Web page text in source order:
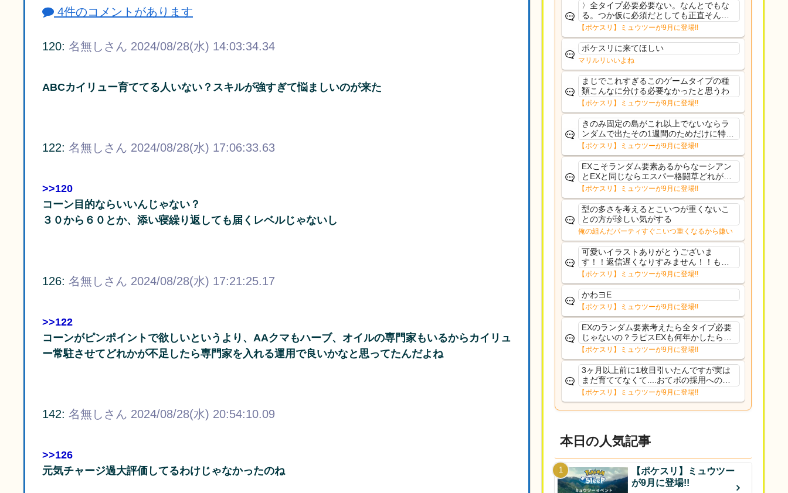
4件のコメントがあります
120: 名無しさん 2024/08/28(水) 14:03:34.34
ABCカイリュー育ててる人いない？スキルが強すぎて悩ましいのが来た
122: 名無しさん 2024/08/28(水) 17:06:33.63
>>120
コーン目的ならいいんじゃない？
３０から６０とか、添い寝繰り返しても届くレベルじゃないし
126: 名無しさん 2024/08/28(水) 17:21:25.17
>>122
コーンがピンポイントで欲しいというより、AAクマもハーブ、オイルの専門家もいるからカイリュ
ー常駐させてどれかが不足したら専門家を入れる運用で良いかなと思ってたんだよね
142: 名無しさん 2024/08/28(水) 20:54:10.09
>>126
元気チャージ過大評価してるわけじゃなかったのね
〉全タイプ必要必要ない。なんとでもな
る。つか仮に必須だとしても正直そんな
もんに付き合う気は無い。運営は時間の
リソースを甘く見すぎなのよ。ポケスリ
やったことないやろうなと思ってる。〉
ラピスEX最短二年後...
【ポケスリ】ミュウツーが9月に登場!!
ポケスリに来てほしい
マリルリいいよね
まじでこれすぎるこのゲームタイプの種
類こんなに分ける必要なかったと思うわ
【ポケスリ】ミュウツーが9月に登場!!
きのみ固定の島がこれ以上でないならラ
ンダムで出たその1週間のためだけに特定
のタイプにリソース割くのなんだかむな
しい気がするわ出番がないってわけじゃ
ないから無駄ではないんだけど
【ポケスリ】ミュウツーが9月に登場!!
EXこそランダム要素あるからなーシアン
とEXと同じならエスパー格闘草どれが事
前に来るか分からんから、積む必要があ
るミュウツーは使いにくくね？って思っ
た
【ポケスリ】ミュウツーが9月に登場!!
型の多さを考えるとこいつが重くないこ
との方が珍しい気がする
俺の組んだパーティすぐこいつ重くなるから嫌い
可愛いイラストありがとうございま
す！！返信遅くなりすみません！！もう
少ししたら通常再開できます！
【ポケスリ】ミュウツーが9月に登場!!
かわヨE
【ポケスリ】ミュウツーが9月に登場!!
EXのランダム要素考えたら全タイプ必要
じゃないの？ラピスEXも何年かしたら来
るだろうし後から厳選したい育てたいっ
て思ってもどうにもならないのがこのゲ
ームだしな
【ポケスリ】ミュウツーが9月に登場!!
3ヶ月以上前に1枚目引いたんですが実は
まだ育ててなくて....おてボの採用への影
響は勉強になります。ありがとうござい
ますオイルはだいぶ強めのABBレントラ
ーいて芋の方が不安なんで1枚目にしよう
【ポケスリ】ミュウツーが9月に登場!!
本日の人気記事
【ポケスリ】ミュウツー
が9月に登場!!